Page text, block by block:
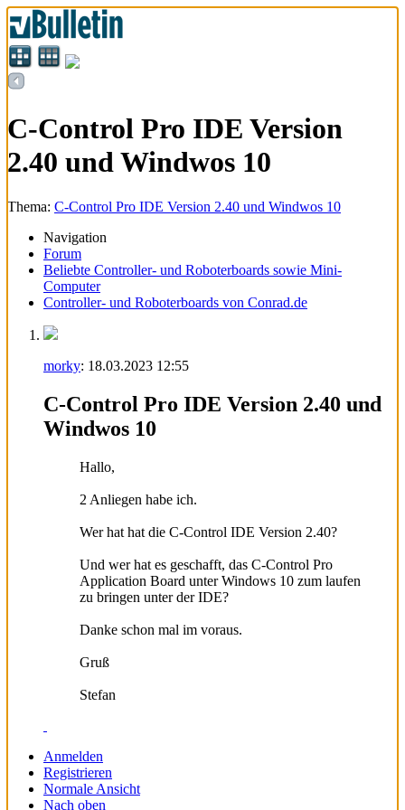
C-Control Pro IDE Version
2.40 und Windwos 10
Thema: C-Control Pro IDE Version 2.40 und Windwos 10
Navigation
Forum
Beliebte Controller- und Roboterboards sowie Mini-
Computer
Controller- und Roboterboards von Conrad.de
morky: 18.03.2023 12:55
C-Control Pro IDE Version 2.40 und
Windwos 10
Hallo,
2 Anliegen habe ich.
Wer hat hat die C-Control IDE Version 2.40?
Und wer hat es geschafft, das C-Control Pro
Application Board unter Windows 10 zum laufen
zu bringen unter der IDE?
Danke schon mal im voraus.
Gruß
Stefan
Anmelden
Registrieren
Normale Ansicht
Nach oben